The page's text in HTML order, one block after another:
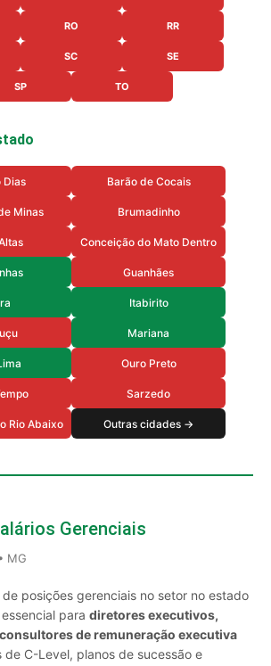
RO RR
SC SE
SP TO
Dias Barão de Cocais
Minas Brumadinho
Conceição do Mato Dentro
Guanhães
Itabirito
Mariana
Ouro Preto
Sarzedo
Rio Abaixo Outras cidades →
Gerenciais
MG
posições gerenciais no setor no estado
para diretores executivos,
consultores de remuneração executiva
C-Level, planos de sucessão e